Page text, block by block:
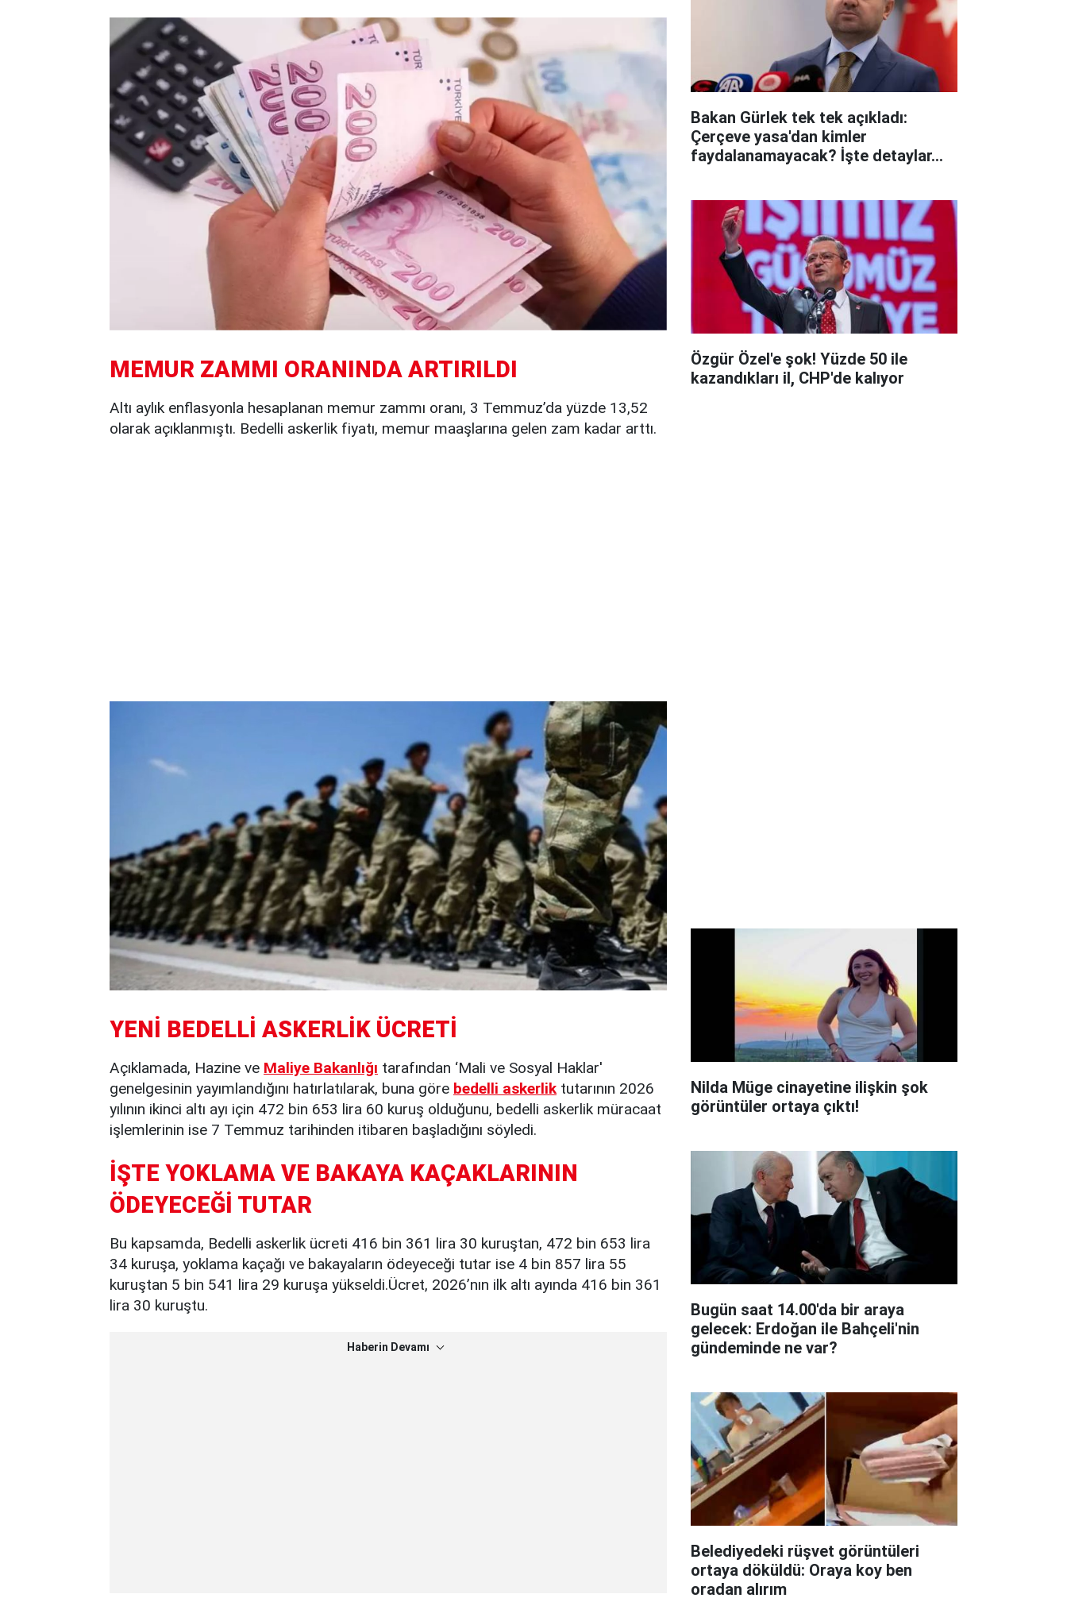
MEMUR ZAMMI ORANINDA ARTIRILDI
Altı aylık enflasyonla hesaplanan memur zammı oranı, 3 Temmuz’da yüzde 13,52
olarak açıklanmıştı. Bedelli askerlik fiyatı, memur maaşlarına gelen zam kadar arttı.
YENİ BEDELLİ ASKERLİK ÜCRETİ
Açıklamada, Hazine ve Maliye Bakanlığı tarafından ‘Mali ve Sosyal Haklar'
genelgesinin yayımlandığını hatırlatılarak, buna göre bedelli askerliktutarının 2026
yılının ikinci altı ayı için 472 bin 653 lira 60 kuruş olduğunu, bedelli askerlik müracaat
işlemlerinin ise 7 Temmuz tarihinden itibaren başladığını söyledi.
İŞTE YOKLAMA VE BAKAYA KAÇAKLARININ
ÖDEYECEĞİ TUTAR
Bu kapsamda, Bedelli askerlik ücreti 416 bin 361 lira 30 kuruştan, 472 bin 653 lira
34 kuruşa, yoklama kaçağı ve bakayaların ödeyeceği tutar ise 4 bin 857 lira 55
kuruştan 5 bin 541 lira 29 kuruşa yükseldi.Ücret, 2026’nın ilk altı ayında 416 bin 361
lira 30 kuruştu.
Haberin Devamı
Bakan Gürlek tek tek açıkladı:
Çerçeve yasa'dan kimler
faydalanamayacak? İşte detaylar...
Özgür Özel'e şok! Yüzde 50 ile
kazandıkları il, CHP'de kalıyor
Nilda Müge cinayetine ilişkin şok
görüntüler ortaya çıktı!
Bugün saat 14.00'da bir araya
gelecek: Erdoğan ile Bahçeli'nin
gündeminde ne var?
Belediyedeki rüşvet görüntüleri
ortaya döküldü: Oraya koy ben
oradan alırım